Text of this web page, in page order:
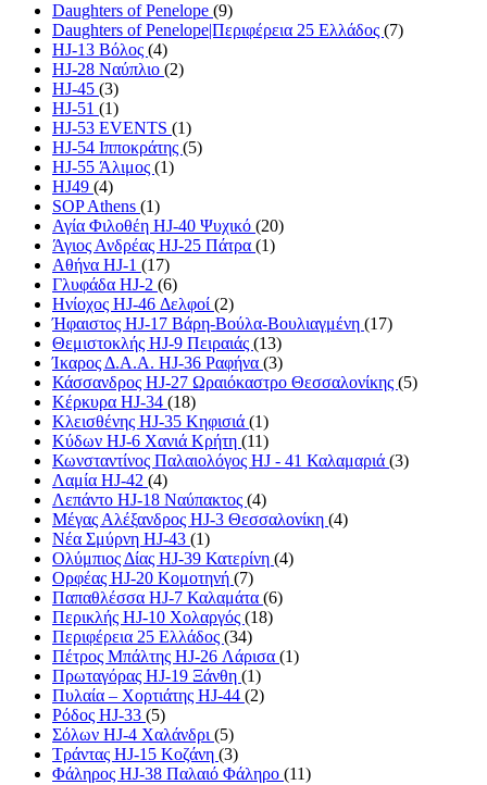
Daughters of Penelope (9)
Daughters of Penelope|Περιφέρεια 25 Ελλάδος (7)
HJ-13 Βόλος (4)
HJ-28 Ναύπλιο (2)
HJ-45 (3)
HJ-51 (1)
HJ-53 EVENTS (1)
HJ-54 Ιπποκράτης (5)
HJ-55 Άλιμος (1)
HJ49 (4)
SOP Athens (1)
Αγία Φιλοθέη HJ-40 Ψυχικό (20)
Άγιος Ανδρέας HJ-25 Πάτρα (1)
Αθήνα HJ-1 (17)
Γλυφάδα HJ-2 (6)
Ηνίοχος HJ-46 Δελφοί (2)
Ήφαιστος HJ-17 Βάρη-Βούλα-Βουλιαγμένη (17)
Θεμιστοκλής HJ-9 Πειραιάς (13)
Ίκαρος Δ.Α.Α. HJ-36 Ραφήνα (3)
Κάσσανδρος HJ-27 Ωραιόκαστρο Θεσσαλονίκης (5)
Κέρκυρα HJ-34 (18)
Κλεισθένης HJ-35 Κηφισιά (1)
Κύδων HJ-6 Χανιά Κρήτη (11)
Κωνσταντίνος Παλαιολόγος HJ - 41 Καλαμαριά (3)
Λαμία HJ-42 (4)
Λεπάντο HJ-18 Ναύπακτος (4)
Μέγας Αλέξανδρος HJ-3 Θεσσαλονίκη (4)
Νέα Σμύρνη HJ-43 (1)
Ολύμπιος Δίας HJ-39 Κατερίνη (4)
Ορφέας HJ-20 Κομοτηνή (7)
Παπαθλέσσα HJ-7 Καλαμάτα (6)
Περικλής HJ-10 Χολαργός (18)
Περιφέρεια 25 Ελλάδος (34)
Πέτρος Μπάλτης HJ-26 Λάρισα (1)
Πρωταγόρας HJ-19 Ξάνθη (1)
Πυλαία – Χορτιάτης HJ-44 (2)
Ρόδος HJ-33 (5)
Σόλων HJ-4 Χαλάνδρι (5)
Τράντας HJ-15 Κοζάνη (3)
Φάληρος HJ-38 Παλαιό Φάληρο (11)